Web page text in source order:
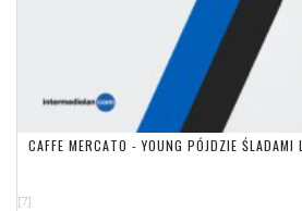
CAFFE MERCATO - YOUNG PÓJDZIE ŚLADAMI
[7]